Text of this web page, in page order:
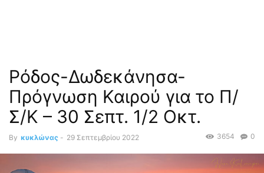
Ρόδος-Δωδεκάνησα-
Πρόγνωση Καιρού για το Π/
Σ/Κ – 30 Σεπτ. 1/2 Οκτ.
By κυκλώνας - 29 Σεπτεμβρίου 2022 0
3654